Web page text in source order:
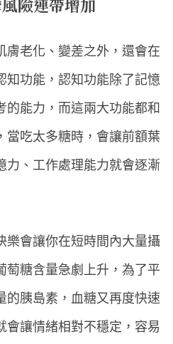
險連帶增加
膚老化、變差之外，還會在
知功能，認知功能除了記憶
的能力，而這兩大功能都和
當吃太多糖時，會讓前額葉
力、工作處理能力就會逐漸
樂會讓你在短時間內大量攝
萄糖含量急劇上升，為了平
的胰島素，血糖又再度快速
會讓情緒相對不穩定，容易